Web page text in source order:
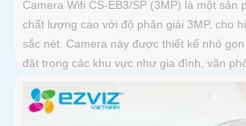
Camera Wifi CS-EB3/SP (3MP) là một sản
chất lượng cao với độ phân giải 3MP, cho
sắc nét. Camera này được thiết kế nhỏ
đặt trong các khu vực như gia đình, văn